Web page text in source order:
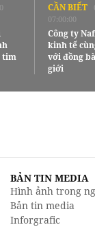
tim
CẦN BIẾT
07:00:00
Công ty
kinh tế
với đồng
giới
BẢN TIN MEDIA
Hình ảnh trong
Bản tin media
Inforgrafic